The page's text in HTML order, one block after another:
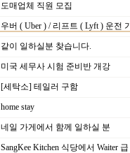
도매업체 직원 모집
우버 ( Uber ) / 리프트 ( Lyft ) 운전
같이 일하실분 찾습니다.
미국 세무사 시험 준비반 개강
[세탁소] 테일러 구함
home stay
네일 가게에서 함께 일하실 분
SangKee Kitchen 식당에서 Waiter